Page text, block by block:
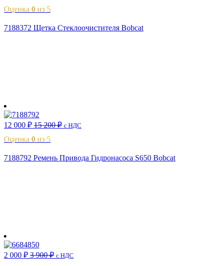
Оценка 0 из 5
7188372 Щетка Стеклоочистителя Bobcat
12 000 ₽ 15 200₽ с НДС
Оценка 0 из 5
7188792 Ремень Привода Гидронасоса S650 Bobcat
2 000 ₽ 3 900₽ с НДС